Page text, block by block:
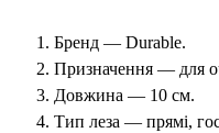
Бренд — Durable.
Призначення — для
Довжина — 10 см.
Тип леза — прямі,